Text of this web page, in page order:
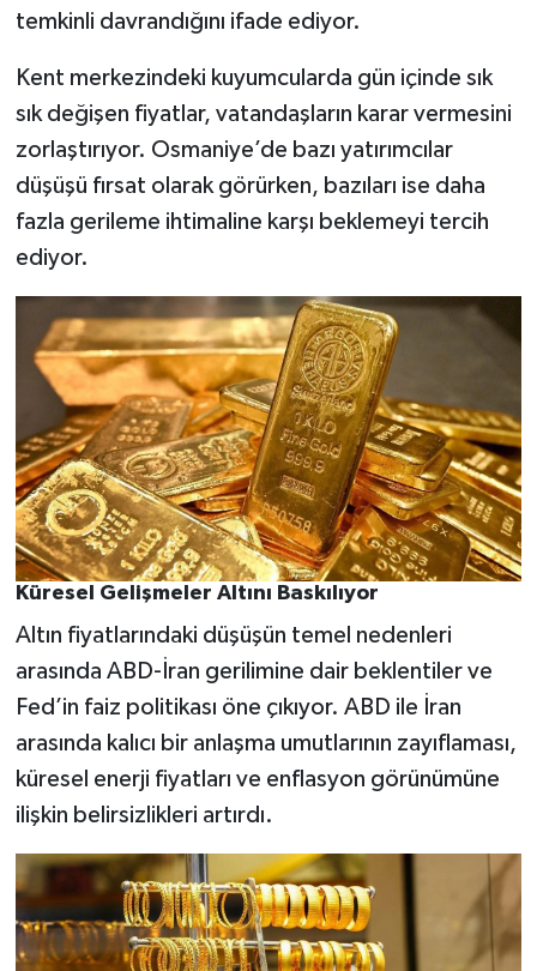
temkinli davrandığını ifade ediyor.
Kent merkezindeki kuyumcularda gün içinde sık
sık değişen fiyatlar, vatandaşların karar vermesini
zorlaştırıyor. Osmaniye’de bazı yatırımcılar
düşüşü fırsat olarak görürken, bazıları ise daha
fazla gerileme ihtimaline karşı beklemeyi tercih
ediyor.
Küresel Gelişmeler Altını Baskılıyor
Altın fiyatlarındaki düşüşün temel nedenleri
arasında ABD-İran gerilimine dair beklentiler ve
Fed’in faiz politikası öne çıkıyor. ABD ile İran
arasında kalıcı bir anlaşma umutlarının zayıflaması,
küresel enerji fiyatları ve enflasyon görünümüne
ilişkin belirsizlikleri artırdı.